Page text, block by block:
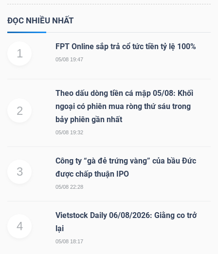
ĐỌC NHIỀU NHẤT
1
FPT Online sắp trả cổ tức tiền tỷ lệ 100%
05/08 19:47
2
Theo dấu dòng tiền cá mập 05/08: Khối
ngoại có phiên mua ròng thứ sáu trong
bảy phiên gần nhất
05/08 19:32
3
Công ty “gà đẻ trứng vàng” của bầu Đức
được chấp thuận IPO
05/08 22:28
4
Vietstock Daily 06/08/2026: Giằng co trở
lại
05/08 18:17